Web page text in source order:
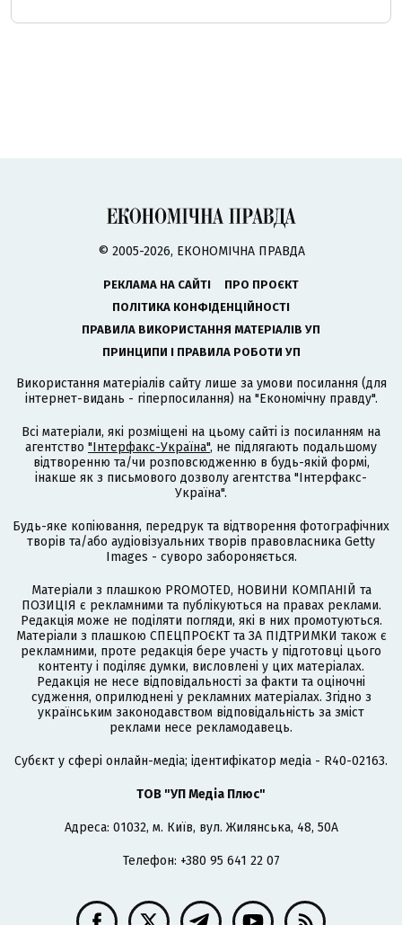
© 2005-2026, ЕКОНОМІЧНА ПРАВДА
РЕКЛАМА НА САЙТІ
ПРО ПРОЄКТ
ПОЛІТИКА КОНФІДЕНЦІЙНОСТІ
ПРАВИЛА ВИКОРИСТАННЯ МАТЕРІАЛІВ УП
ПРИНЦИПИ І ПРАВИЛА РОБОТИ УП
Використання матеріалів сайту лише за умови посилання (для
інтернет-видань - гіперпосилання) на "Економічну правду".
Всі матеріали, які розміщені на цьому сайті із посиланням на
агентство "Інтерфакс-Україна", не підлягають подальшому
відтворенню та/чи розповсюдженню в будь-якій формі,
інакше як з письмового дозволу агентства "Інтерфакс-
Україна".
Будь-яке копіювання, передрук та відтворення фотографічних
творів та/або аудіовізуальних творів правовласника Getty
Images - суворо забороняється.
Матеріали з плашкою PROMOTED, НОВИНИ КОМПАНІЙ та
ПОЗИЦІЯ є рекламними та публікуються на правах реклами.
Редакція може не поділяти погляди, які в них промотуються.
Матеріали з плашкою СПЕЦПРОЄКТ та ЗА ПІДТРИМКИ також є
рекламними, проте редакція бере участь у підготовці цього
контенту і поділяє думки, висловлені у цих матеріалах.
Редакція не несе відповідальності за факти та оціночні
судження, оприлюднені у рекламних матеріалах. Згідно з
українським законодавством відповідальність за зміст
реклами несе рекламодавець.
Cубєкт у сфері онлайн-медіа; ідентифікатор медіа - R40-02163.
ТОВ "УП Медіа Плюс"
Адреса: 01032, м. Київ, вул. Жилянська, 48, 50А
Телефон: +380 95 641 22 07